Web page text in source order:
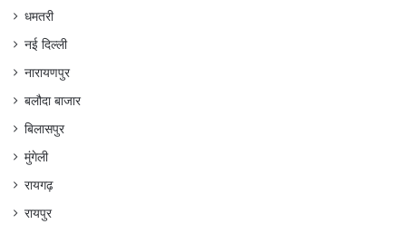
धमतरी
नई दिल्ली
नारायणपुर
बलौदा बाजार
बिलासपुर
मुंगेली
रायगढ़
रायपुर